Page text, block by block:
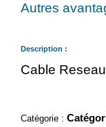
Autres
Description :
Cable
Catégorie :